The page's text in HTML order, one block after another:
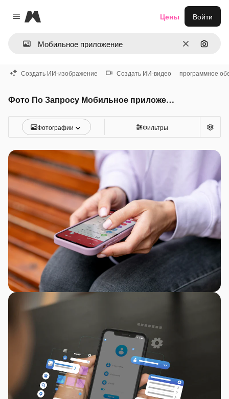
Close menu
Magnific
ОчиститьПоиск
Цены Войти
Создать ИИ-изображение Создать ИИ-видео программное
Фото По Запросу Мобильное приложение
Фотографии Фильтры